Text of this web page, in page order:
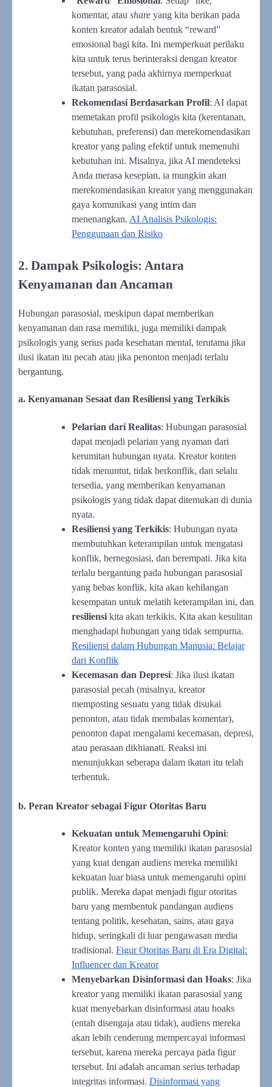
komentar, atau share yang kita berikan pada
konten kreator adalah bentuk “reward”
emosional bagi kita. Ini memperkuat perilaku
kita untuk terus berinteraksi dengan kreator
tersebut, yang pada akhirnya memperkuat
ikatan parasosial.
Rekomendasi Berdasarkan Profil: AI dapat
memetakan profil psikologis kita (kerentanan,
kebutuhan, preferensi) dan merekomendasikan
kreator yang paling efektif untuk memenuhi
kebutuhan ini. Misalnya, jika AI mendeteksi
Anda merasa kesepian, ia mungkin akan
merekomendasikan kreator yang menggunakan
gaya komunikasi yang intim dan
menenangkan. AI Analisis Psikologis:
Penggunaan dan Risiko
2. Dampak Psikologis: Antara
Kenyamanan dan Ancaman
Hubungan parasosial, meskipun dapat memberikan
kenyamanan dan rasa memiliki, juga memiliki dampak
psikologis yang serius pada kesehatan mental, terutama jika
ilusi ikatan itu pecah atau jika penonton menjadi terlalu
bergantung.
a. Kenyamanan Sesaat dan Resiliensi yang Terkikis
Pelarian dari Realitas: Hubungan parasosial
dapat menjadi pelarian yang nyaman dari
kerumitan hubungan nyata. Kreator konten
tidak menuntut, tidak berkonflik, dan selalu
tersedia, yang memberikan kenyamanan
psikologis yang tidak dapat ditemukan di dunia
nyata.
Resiliensi yang Terkikis: Hubungan nyata
membutuhkan keterampilan untuk mengatasi
konflik, bernegosiasi, dan berempati. Jika kita
terlalu bergantung pada hubungan parasosial
yang bebas konflik, kita akan kehilangan
kesempatan untuk melatih keterampilan ini, dan
resiliensi kita akan terkikis. Kita akan kesulitan
menghadapi hubungan yang tidak sempurna.
Resiliensi dalam Hubungan Manusia: Belajar
dari Konflik
Kecemasan dan Depresi: Jika ilusi ikatan
parasosial pecah (misalnya, kreator
memposting sesuatu yang tidak disukai
penonton, atau tidak membalas komentar),
penonton dapat mengalami kecemasan, depresi,
atau perasaan dikhianati. Reaksi ini
menunjukkan seberapa dalam ikatan itu telah
terbentuk.
b. Peran Kreator sebagai Figur Otoritas Baru
Kekuatan untuk Memengaruhi Opini:
Kreator konten yang memiliki ikatan parasosial
yang kuat dengan audiens mereka memiliki
kekuatan luar biasa untuk memengaruhi opini
publik. Mereka dapat menjadi figur otoritas
baru yang membentuk pandangan audiens
tentang politik, kesehatan, sains, atau gaya
hidup, seringkali di luar pengawasan media
tradisional. Figur Otoritas Baru di Era Digital:
Influencer dan Kreator
Menyebarkan Disinformasi dan Hoaks: Jika
kreator yang memiliki ikatan parasosial yang
kuat menyebarkan disinformasi atau hoaks
(entah disengaja atau tidak), audiens mereka
akan lebih cenderung mempercayai informasi
tersebut, karena mereka percaya pada figur
tersebut. Ini adalah ancaman serius terhadap
integritas informasi. Disinformasi yang